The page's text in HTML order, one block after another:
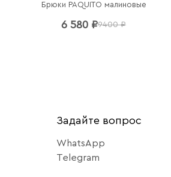
Брюки PAQUITO малиновые
6 580 ₽9400 ₽
Задайте вопрос
WhatsApp
Telegram